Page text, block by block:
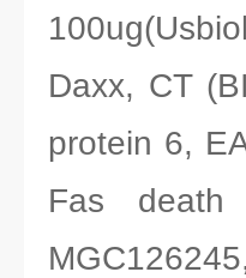
Daxx, CT
protein 6,
Fas death